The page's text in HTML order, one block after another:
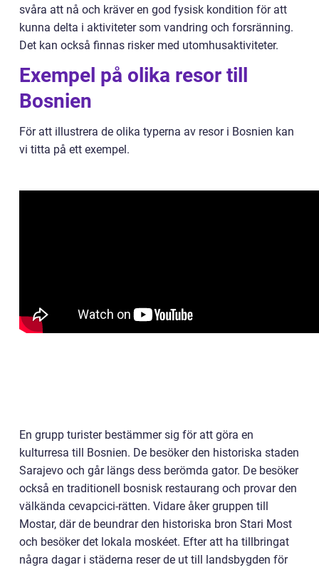
svåra att nå och kräver en god fysisk kondition för att
kunna delta i aktiviteter som vandring och forsränning.
Det kan också finnas risker med utomhusaktiviteter.
Exempel på olika resor till
Bosnien
För att illustrera de olika typerna av resor i Bosnien kan
vi titta på ett exempel.
En grupp turister bestämmer sig för att göra en
kulturresa till Bosnien. De besöker den historiska staden
Sarajevo och går längs dess berömda gator. De besöker
också en traditionell bosnisk restaurang och provar den
välkända cevapcici-rätten. Vidare åker gruppen till
Mostar, där de beundrar den historiska bron Stari Most
och besöker det lokala moskéet. Efter att ha tillbringat
några dagar i städerna reser de ut till landsbygden för